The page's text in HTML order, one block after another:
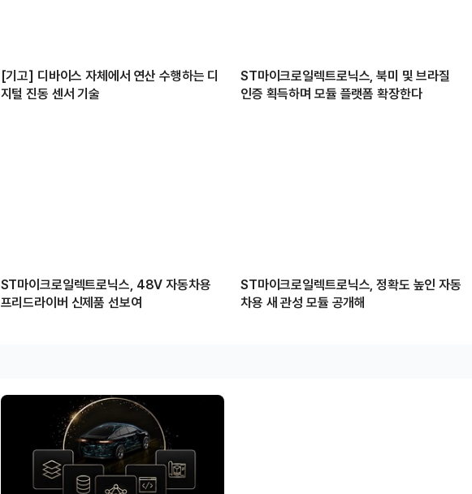
[기고] 디바이스 자체에서 연산 수행하는 디
지털 진동 센서 기술
ST마이크로일렉트로닉스, 북미 및 브라질
인증 획득하며 모듈 플랫폼 확장한다
ST마이크로일렉트로닉스, 48V 자동차용
프리드라이버 신제품 선보여
ST마이크로일렉트로닉스, 정확도 높인 자동
차용 새 관성 모듈 공개해